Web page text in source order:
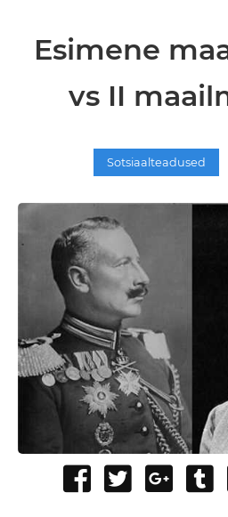
Esimene
vs II
Sotsiaalteadused
Share
Tweet
Share